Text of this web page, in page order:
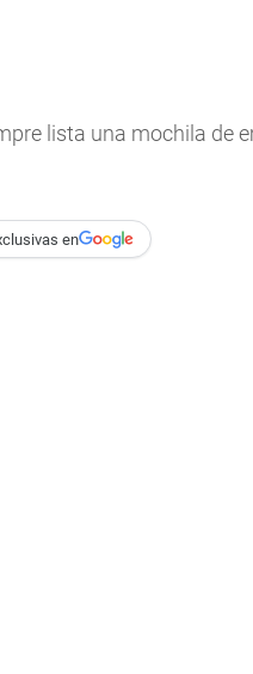
lista una mochila de
en